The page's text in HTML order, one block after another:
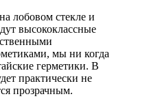
лобовом стекле и
высококлассные
мы ни когда
герметики. В
практически не
прозрачным.